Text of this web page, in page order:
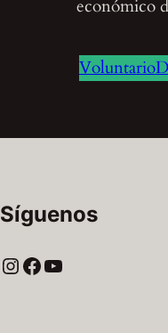
económico
Voluntario
Síguenos
Instagram Facebook YouTube